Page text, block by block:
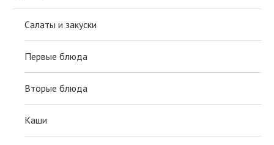
Салаты и закуски
Первые блюда
Вторые блюда
Каши